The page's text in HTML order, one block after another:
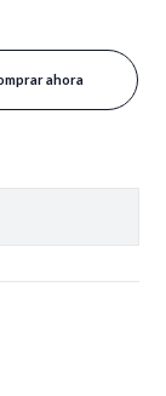
ahora